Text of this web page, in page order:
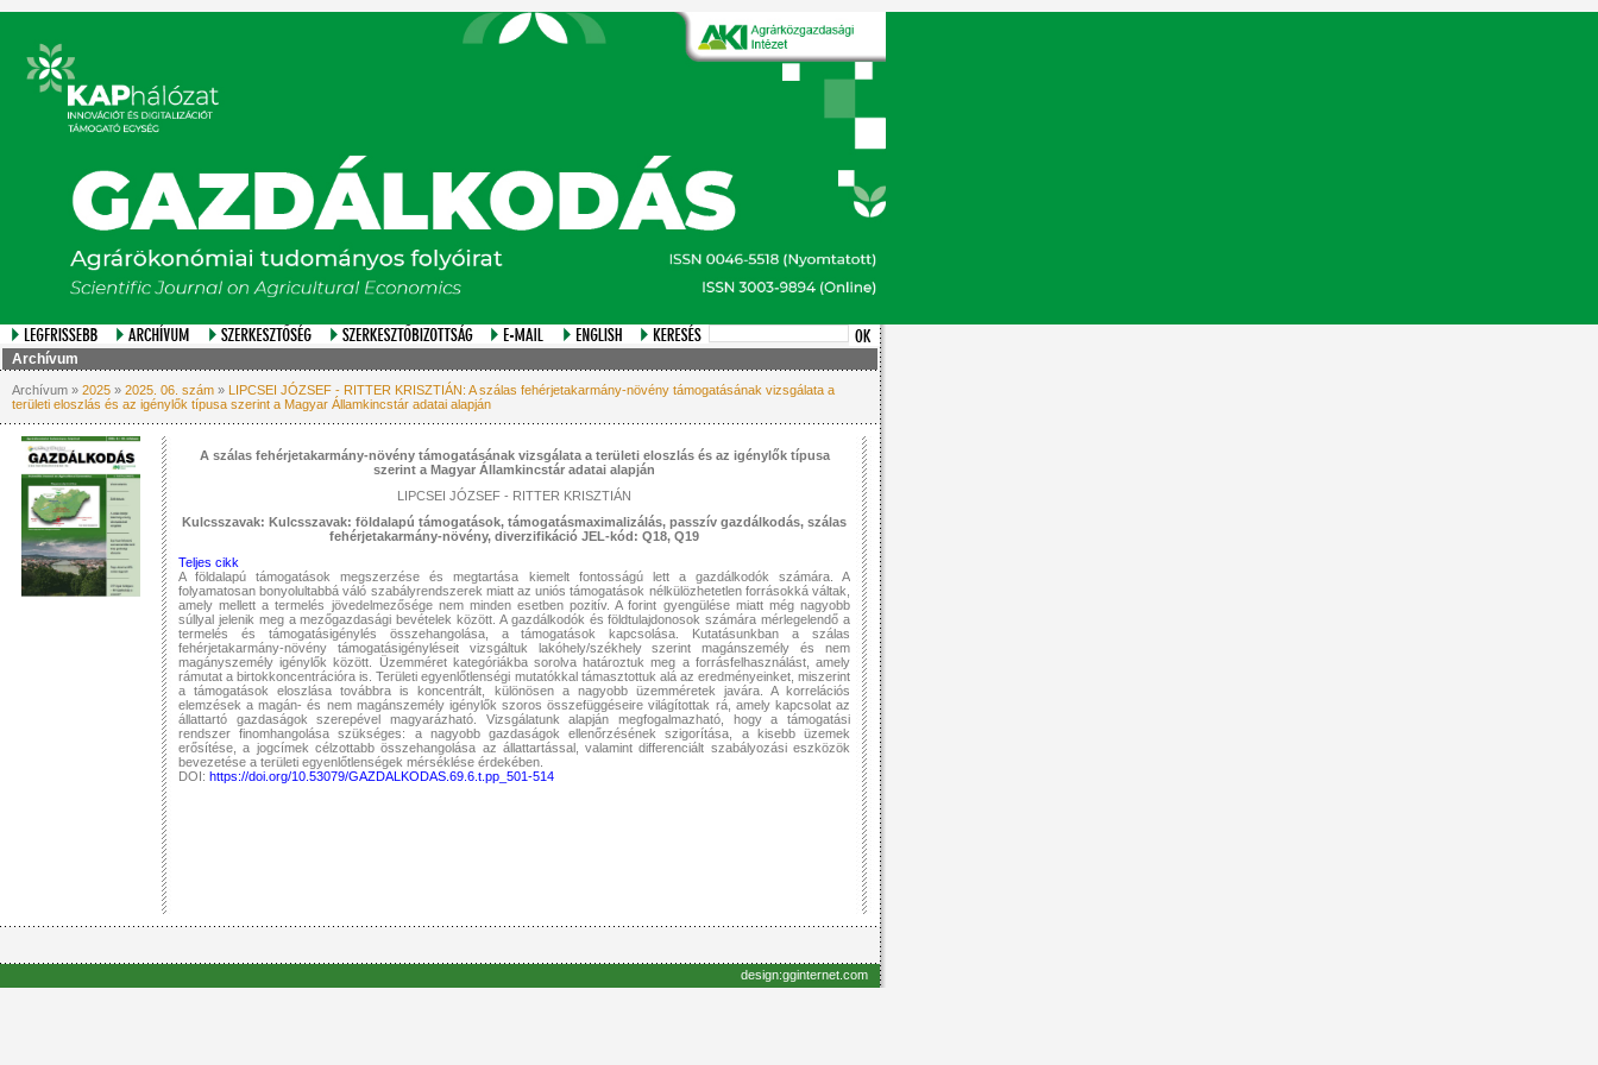
Archívum
Archívum » 2025 » 2025. 06. szám » LIPCSEI JÓZSEF - RITTER KRISZTIÁN: A szálas fehérjetakarmány-növény támogatásának vizsgálata a
területi eloszlás és az igénylők típusa szerint a Magyar Államkincstár adatai alapján
A szálas fehérjetakarmány-növény támogatásának vizsgálata a területi eloszlás és az igénylők típusa
szerint a Magyar Államkincstár adatai alapján
LIPCSEI JÓZSEF - RITTER KRISZTIÁN
Kulcsszavak: Kulcsszavak: földalapú támogatások, támogatásmaximalizálás, passzív gazdálkodás, szálas
fehérjetakarmány-növény, diverzifikáció JEL-kód: Q18, Q19
Teljes cikk
A földalapú támogatások megszerzése és megtartása kiemelt fontosságú lett a gazdálkodók számára. A
folyamatosan bonyolultabbá váló szabályrendszerek miatt az uniós támogatások nélkülözhetetlen forrásokká váltak,
amely mellett a termelés jövedelmezősége nem minden esetben pozitív. A forint gyengülése miatt még nagyobb
súllyal jelenik meg a mezőgazdasági bevételek között. A gazdálkodók és földtulajdonosok számára mérlegelendő a
termelés és támogatásigénylés összehangolása, a támogatások kapcsolása. Kutatásunkban a szálas
fehérjetakarmány-növény támogatásigényléseit vizsgáltuk lakóhely/székhely szerint magánszemély és nem
magányszemély igénylők között. Üzemméret kategóriákba sorolva határoztuk meg a forrásfelhasználást, amely
rámutat a birtokkoncentrációra is. Területi egyenlőtlenségi mutatókkal támasztottuk alá az eredményeinket, miszerint
a támogatások eloszlása továbbra is koncentrált, különösen a nagyobb üzemméretek javára. A korrelációs
elemzések a magán- és nem magánszemély igénylők szoros összefüggéseire világítottak rá, amely kapcsolat az
állattartó gazdaságok szerepével magyarázható. Vizsgálatunk alapján megfogalmazható, hogy a támogatási
rendszer finomhangolása szükséges: a nagyobb gazdaságok ellenőrzésének szigorítása, a kisebb üzemek
erősítése, a jogcímek célzottabb összehangolása az állattartással, valamint differenciált szabályozási eszközök
bevezetése a területi egyenlőtlenségek mérséklése érdekében.
DOI: https://doi.org/10.53079/GAZDALKODAS.69.6.t.pp_501-514
design:gginternet.com